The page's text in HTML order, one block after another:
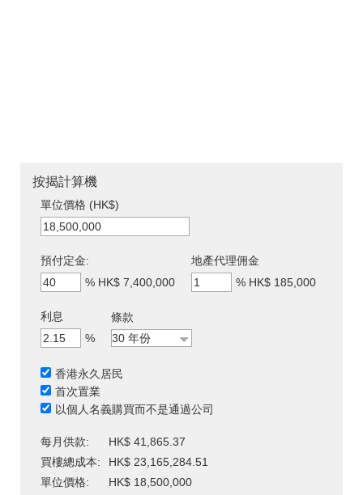
按揭計算機
單位價格 (HK$)
預付定金:
% HK$ 7,400,000
地產代理佣金
% HK$ 185,000
利息
%
條款
香港永久居民
首次置業
以個人名義購買而不是通過公司
每月供款:
HK$ 41,865.37
買樓總成本:
HK$ 23,165,284.51
單位價格:
HK$ 18,500,000